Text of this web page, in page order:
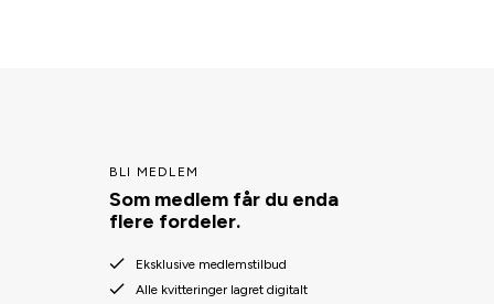
BLI MEDLEM
Som medlem får du enda
flere fordeler.
Eksklusive medlemstilbud
Alle kvitteringer lagret digitalt